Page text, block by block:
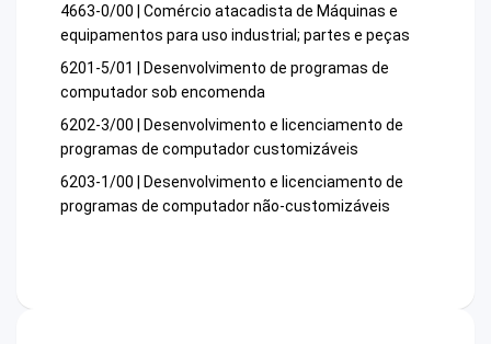
4663-0/00 | Comércio atacadista de Máquinas e
equipamentos para uso industrial; partes e peças
6201-5/01 | Desenvolvimento de programas de
computador sob encomenda
6202-3/00 | Desenvolvimento e licenciamento de
programas de computador customizáveis
6203-1/00 | Desenvolvimento e licenciamento de
programas de computador não-customizáveis